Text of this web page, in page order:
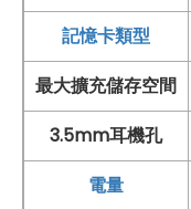
記憶卡類型
最大擴充儲存空間
3.5mm耳機孔
電量